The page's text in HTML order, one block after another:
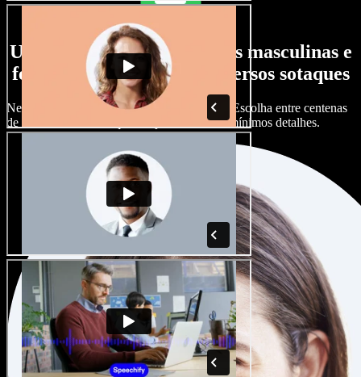
Uma ampla seleção de vozes masculinas e
femininas, com os mais diversos sotaques
Nenhum projeto precisa soar igual ao outro. Escolha entre centenas
de vozes de IA e sotaques e ajuste tudo nos mínimos detalhes.